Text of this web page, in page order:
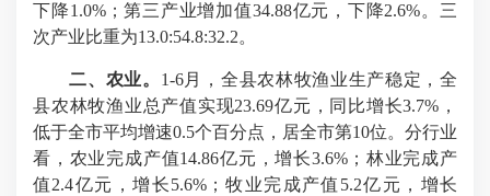
下降1.0%；第三产业增加值34.88亿元，下降2.6%。三
次产业比重为13.0:54.8:32.2。
二、 农业。 1-6月，全县农林牧渔业生产稳定，全
县农林牧渔业总产值实现23.69亿元，同比增长3.7%，
低于全市平均增速0.5个百分点，居全市第10位。分行业
看，农业完成产值14.86亿元，增长3.6%；林业完成产
值2.4亿元，增长5.6%；牧业完成产值5.2亿元，增长